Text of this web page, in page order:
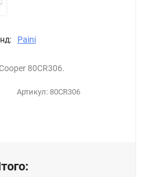
Paini
80CR306.
Артикул: 80CR306